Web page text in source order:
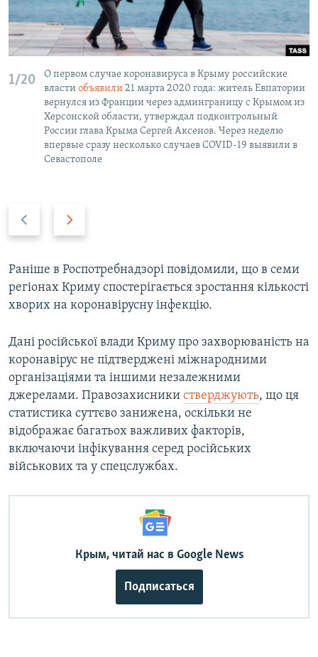
1/20
О первом случае коронавируса в Крыму российские
власти объявили 21 марта 2020 года: житель Евпатории
вернулся из Франции через админграницу с Крымом из
Херсонской области, утверждал подконтрольный
России глава Крыма Сергей Аксенов. Через неделю
впервые сразу несколько случаев COVID-19 выявили в
Севастополе
v
i
o
s
s
l
i
d
e
t
s
l
d
e
Раніше в Роспотребнадзорі повідомили, що в семи
регіонах Криму спостерігається зростання кількості
хворих на коронавірусну інфекцію.
Дані російської влади Криму про захворюваність на
коронавірус не підтверджені міжнародними
організаціями та іншими незалежними
джерелами. Правозахисники стверджують, що ця
статистика суттєво занижена, оскільки не
відображає багатьох важливих факторів,
включаючи інфікування серед російських
військових та у спецслужбах.
Крым, читай нас в Google News
Подписаться